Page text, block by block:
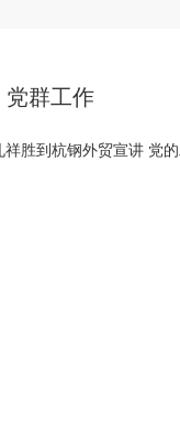
党群工作